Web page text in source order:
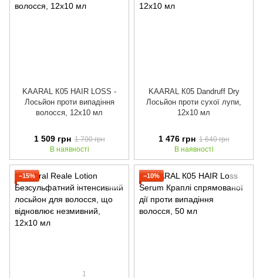
KAARAL К05 HAIR LOSS -
Лосьйон проти випадіння
волосся, 12x10 мл
1 509 грн 1 700 грн
В наявності
KAARAL К05 Dandruff Dry
Лосьйон проти сухої лупи,
12x10 мл
1 476 грн 1 640 грн
В наявності
−15%
1
−10%